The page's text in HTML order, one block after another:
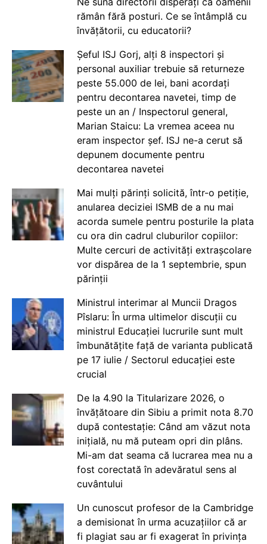
rămân fără posturi. Ce se întâmplă cu
învățătorii, cu educatorii?
Șeful ISJ Gorj, alți 8 inspectori și
personal auxiliar trebuie să returneze
peste 55.000 de lei, bani acordați
pentru decontarea navetei, timp de
peste un an / Inspectorul general,
Marian Staicu: La vremea aceea nu
eram inspector șef. ISJ ne-a cerut să
depunem documente pentru
decontarea navetei
Mai mulți părinți solicită, într-o petiție,
anularea deciziei ISMB de a nu mai
acorda sumele pentru posturile la plata
cu ora din cadrul cluburilor copiilor:
Multe cercuri de activități extrașcolare
vor dispărea de la 1 septembrie, spun
părinții
Ministrul interimar al Muncii Dragos
Pîslaru: În urma ultimelor discuții cu
ministrul Educației lucrurile sunt mult
îmbunătățite față de varianta publicată
pe 17 iulie / Sectorul educației este
crucial
De la 4.90 la Titularizare 2026, o
învățătoare din Sibiu a primit nota 8.70
după contestație: Când am văzut nota
inițială, nu mă puteam opri din plâns.
Mi-am dat seama că lucrarea mea nu a
fost corectată în adevăratul sens al
cuvântului
Un cunoscut profesor de la Cambridge
a demisionat în urma acuzațiilor că ar
fi plagiat sau ar fi exagerat în privința